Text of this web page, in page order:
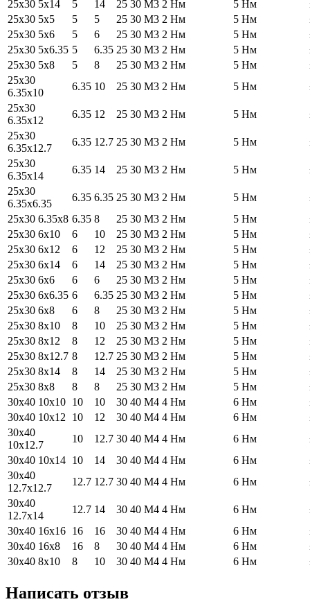
25х30 5х14 5 14 25 30 М3 2 Нм 5 Нм
25х30 5х5
5 5 25 30 М3 2 Нм 5 Нм
25х30 5х6
5 6 25 30 М3 2 Нм 5 Нм
25х30 5х6.35 5 6.35 25 30 М3 2 Нм 5 Нм
25х30 5х8
5 8 25 30 М3 2 Нм 5 Нм
25х30
6.35х10
6.35 10 25 30 М3 2 Нм 5 Нм
25х30
6.35х12
6.35 12 25 30 М3 2 Нм 5 Нм
25х30
6.35х12.7
6.35 12.7 25 30 М3 2 Нм 5 Нм
25х30
6.35х14
6.35 14 25 30 М3 2 Нм 5 Нм
25х30
6.35х6.35
6.35 6.35 25 30 М3 2 Нм 5 Нм
25х30 6.35х8 6.35 8 25 30 М3 2 Нм 5 Нм
25х30 6х10
6 10 25 30 М3 2 Нм 5 Нм
25х30 6х12
6 12 25 30 М3 2 Нм 5 Нм
25х30 6х14
6 14 25 30 М3 2 Нм 5 Нм
25х30 6х6
6 6 25 30 М3 2 Нм 5 Нм
25х30 6х6.35 6 6.35 25 30 М3 2 Нм 5 Нм
25х30 6х8
6 8 25 30 М3 2 Нм 5 Нм
25х30 8х10
8 10 25 30 М3 2 Нм 5 Нм
25х30 8х12
8 12 25 30 М3 2 Нм 5 Нм
25х30 8х12.7 8 12.7 25 30 М3 2 Нм 5 Нм
25х30 8х14
8 14 25 30 М3 2 Нм 5 Нм
25х30 8х8
8 8 25 30 М3 2 Нм 5 Нм
30х40 10х10 10 10 30 40 М4 4 Нм 6 Нм
30х40 10х12
10 12 30 40 М4 4 Нм 6 Нм
30х40
10х12.7
10 12.7 30 40 М4 4 Нм 6 Нм
30х40 10х14 10 14 30 40 М4 4 Нм 6 Нм
30х40
12.7х12.7
12.7 12.7 30 40 М4 4 Нм 6 Нм
30х40
12.7х14
12.7 14 30 40 М4 4 Нм 6 Нм
30х40 16х16 16 16 30 40 М4 4 Нм 6 Нм
30х40 16х8
16 8 30 40 М4 4 Нм 6 Нм
30х40 8х10
8 10 30 40 М4 4 Нм 6 Нм
Написать отзыв